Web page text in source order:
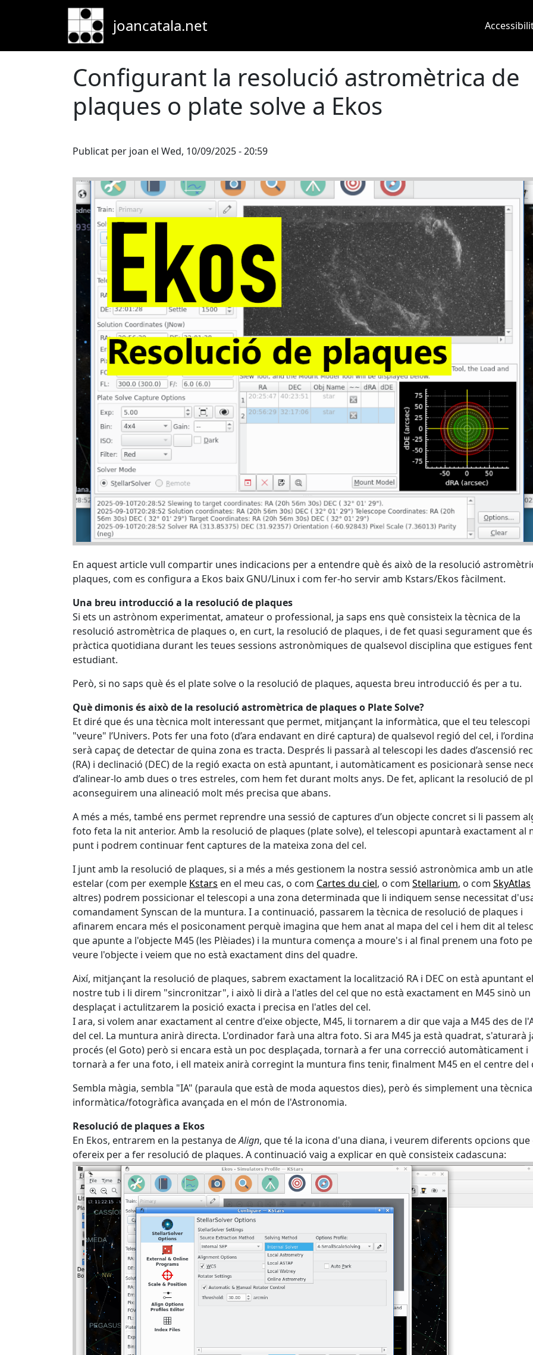
Skip to main content
joancatala.net
Configurant la resolució astromètrica de
plaques o plate solve a Ekos
Publicat per joan el Wed, 10/09/2025 - 20:59
En aquest article vull compartir unes indicacions per a entendre què és això de la resolució
plaques, com es configura a Ekos baix GNU/Linux i com fer-ho servir amb Kstars/Ekos fàcilment.
Una breu introducció a la resolució de plaques
Si ets un astrònom experimentat, amateur o professional, ja saps ens què consisteix la tècnica de la
resolució astromètrica de plaques o, en curt, la resolució de plaques, i de fet quasi segurament que
pràctica quotidiana durant les teues sessions astronòmiques de qualsevol disciplina que estigues
estudiant.
Però, si no saps què és el plate solve o la resolució de plaques, aquesta breu introducció és per a tu.
Què dimonis és això de la resolució astromètrica de plaques o Plate Solve?
Et diré que és una tècnica molt interessant que permet, mitjançant la informàtica, que el teu telescopi
"veure" l’Univers. Pots fer una foto (d’ara endavant en diré captura) de qualsevol regió del cel, i
serà capaç de detectar de quina zona es tracta. Després li passarà al telescopi les dades d’ascensió
(RA) i declinació (DEC) de la regió exacta on està apuntant, i automàticament es posicionarà sense
d’alinear-lo amb dues o tres estreles, com hem fet durant molts anys. De fet, aplicant la resolució de
aconseguirem una alineació molt més precisa que abans.
A més a més, també ens permet reprendre una sessió de captures d’un objecte concret si li passem
foto feta la nit anterior. Amb la resolució de plaques (plate solve), el telescopi apuntarà exactament al
punt i podrem continuar fent captures de la mateixa zona del cel.
I junt amb la resolució de plaques, si a més a més gestionem la nostra sessió astronòmica amb un
estelar (com per exemple Kstars en el meu cas, o com Cartes du ciel, o com Stellarium, o com SkyAtlas
altres) podrem possicionar el telescopi a una zona determinada que li indiquem sense necessitat
comandament Synscan de la muntura. I a continuació, passarem la tècnica de resolució de plaques i
afinarem encara més el posiconament perquè imagina que hem anat al mapa del cel i hem dit al
que apunte a l'objecte M45 (les Plèiades) i la muntura comença a moure's i al final prenem una foto
veure l'objecte i veiem que no està exactament dins del quadre.
Així, mitjançant la resolució de plaques, sabrem exactament la localització RA i DEC on està apuntant el
nostre tub i li direm "sincronitzar", i això li dirà a l'atles del cel que no està exactament en M45 sinò un
desplaçat i actulitzarem la posició exacta i precisa en l'atles del cel.
I ara, si volem anar exactament al centre d'eixe objecte, M45, li tornarem a dir que vaja a M45 des de
del cel. La muntura anirà directa. L'ordinador farà una altra foto. Si ara M45 ja està quadrat, s'aturarà
procés (el Goto) però si encara està un poc desplaçada, tornarà a fer una correcció automàticament i
tornarà a fer una foto, i ell mateix anirà corregint la muntura fins tenir, finalment M45 en el centre del
Sembla màgia, sembla "IA" (paraula que està de moda aquestos dies), però és simplement una tècnica
informàtica/fotogràfica avançada en el món de l'Astronomia.
Resolució de plaques a Ekos
En Ekos, entrarem en la pestanya deAlign, que té la icona d'una diana, i veurem diferents opcions que
ofereix per a fer resolució de plaques. A continuació vaig a explicar en què consisteix cadascuna: